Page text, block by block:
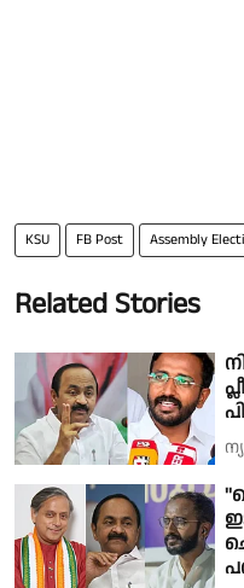
KSU FB Post Assembly
Related Stories